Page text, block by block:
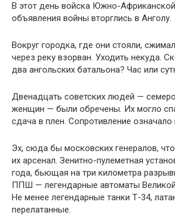
В этот день войска Южно-
объявления войны вторглись в Анголу.
Вокруг городка, где они стояли,
через реку взорван. Уходить некуда.
два ангольских батальона? Час или
Двенадцать советских людей —
женщин — были обречены. Их могло
сдача в плен. Сопротивление означало
Эх, сюда бы московских генералов,
их арсенал. Зенитно-пулеметная
года, бьющая на три километра
ППШ — легендарные автоматы Великой
Не менее легендарные танки Т-34,
перелатанные.